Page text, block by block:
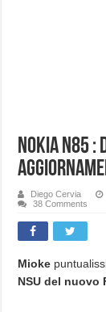
Nokia N85
Diego Cervia
38 Comments
Mioke
NSU del nuovo